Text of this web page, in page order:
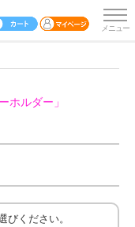
ホルダー」
びください。